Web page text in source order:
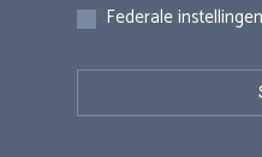
Federale instellingen